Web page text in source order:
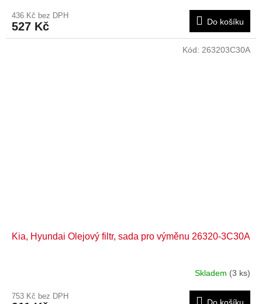
436 Kč bez DPH
527 Kč Do košíku
Kia, Hyundai Olejový filtr, sada pro výměnu 26320-3C30A
Skladem (3 ks)
753 Kč bez DPH
Do košíku
Kód: 263203C30A